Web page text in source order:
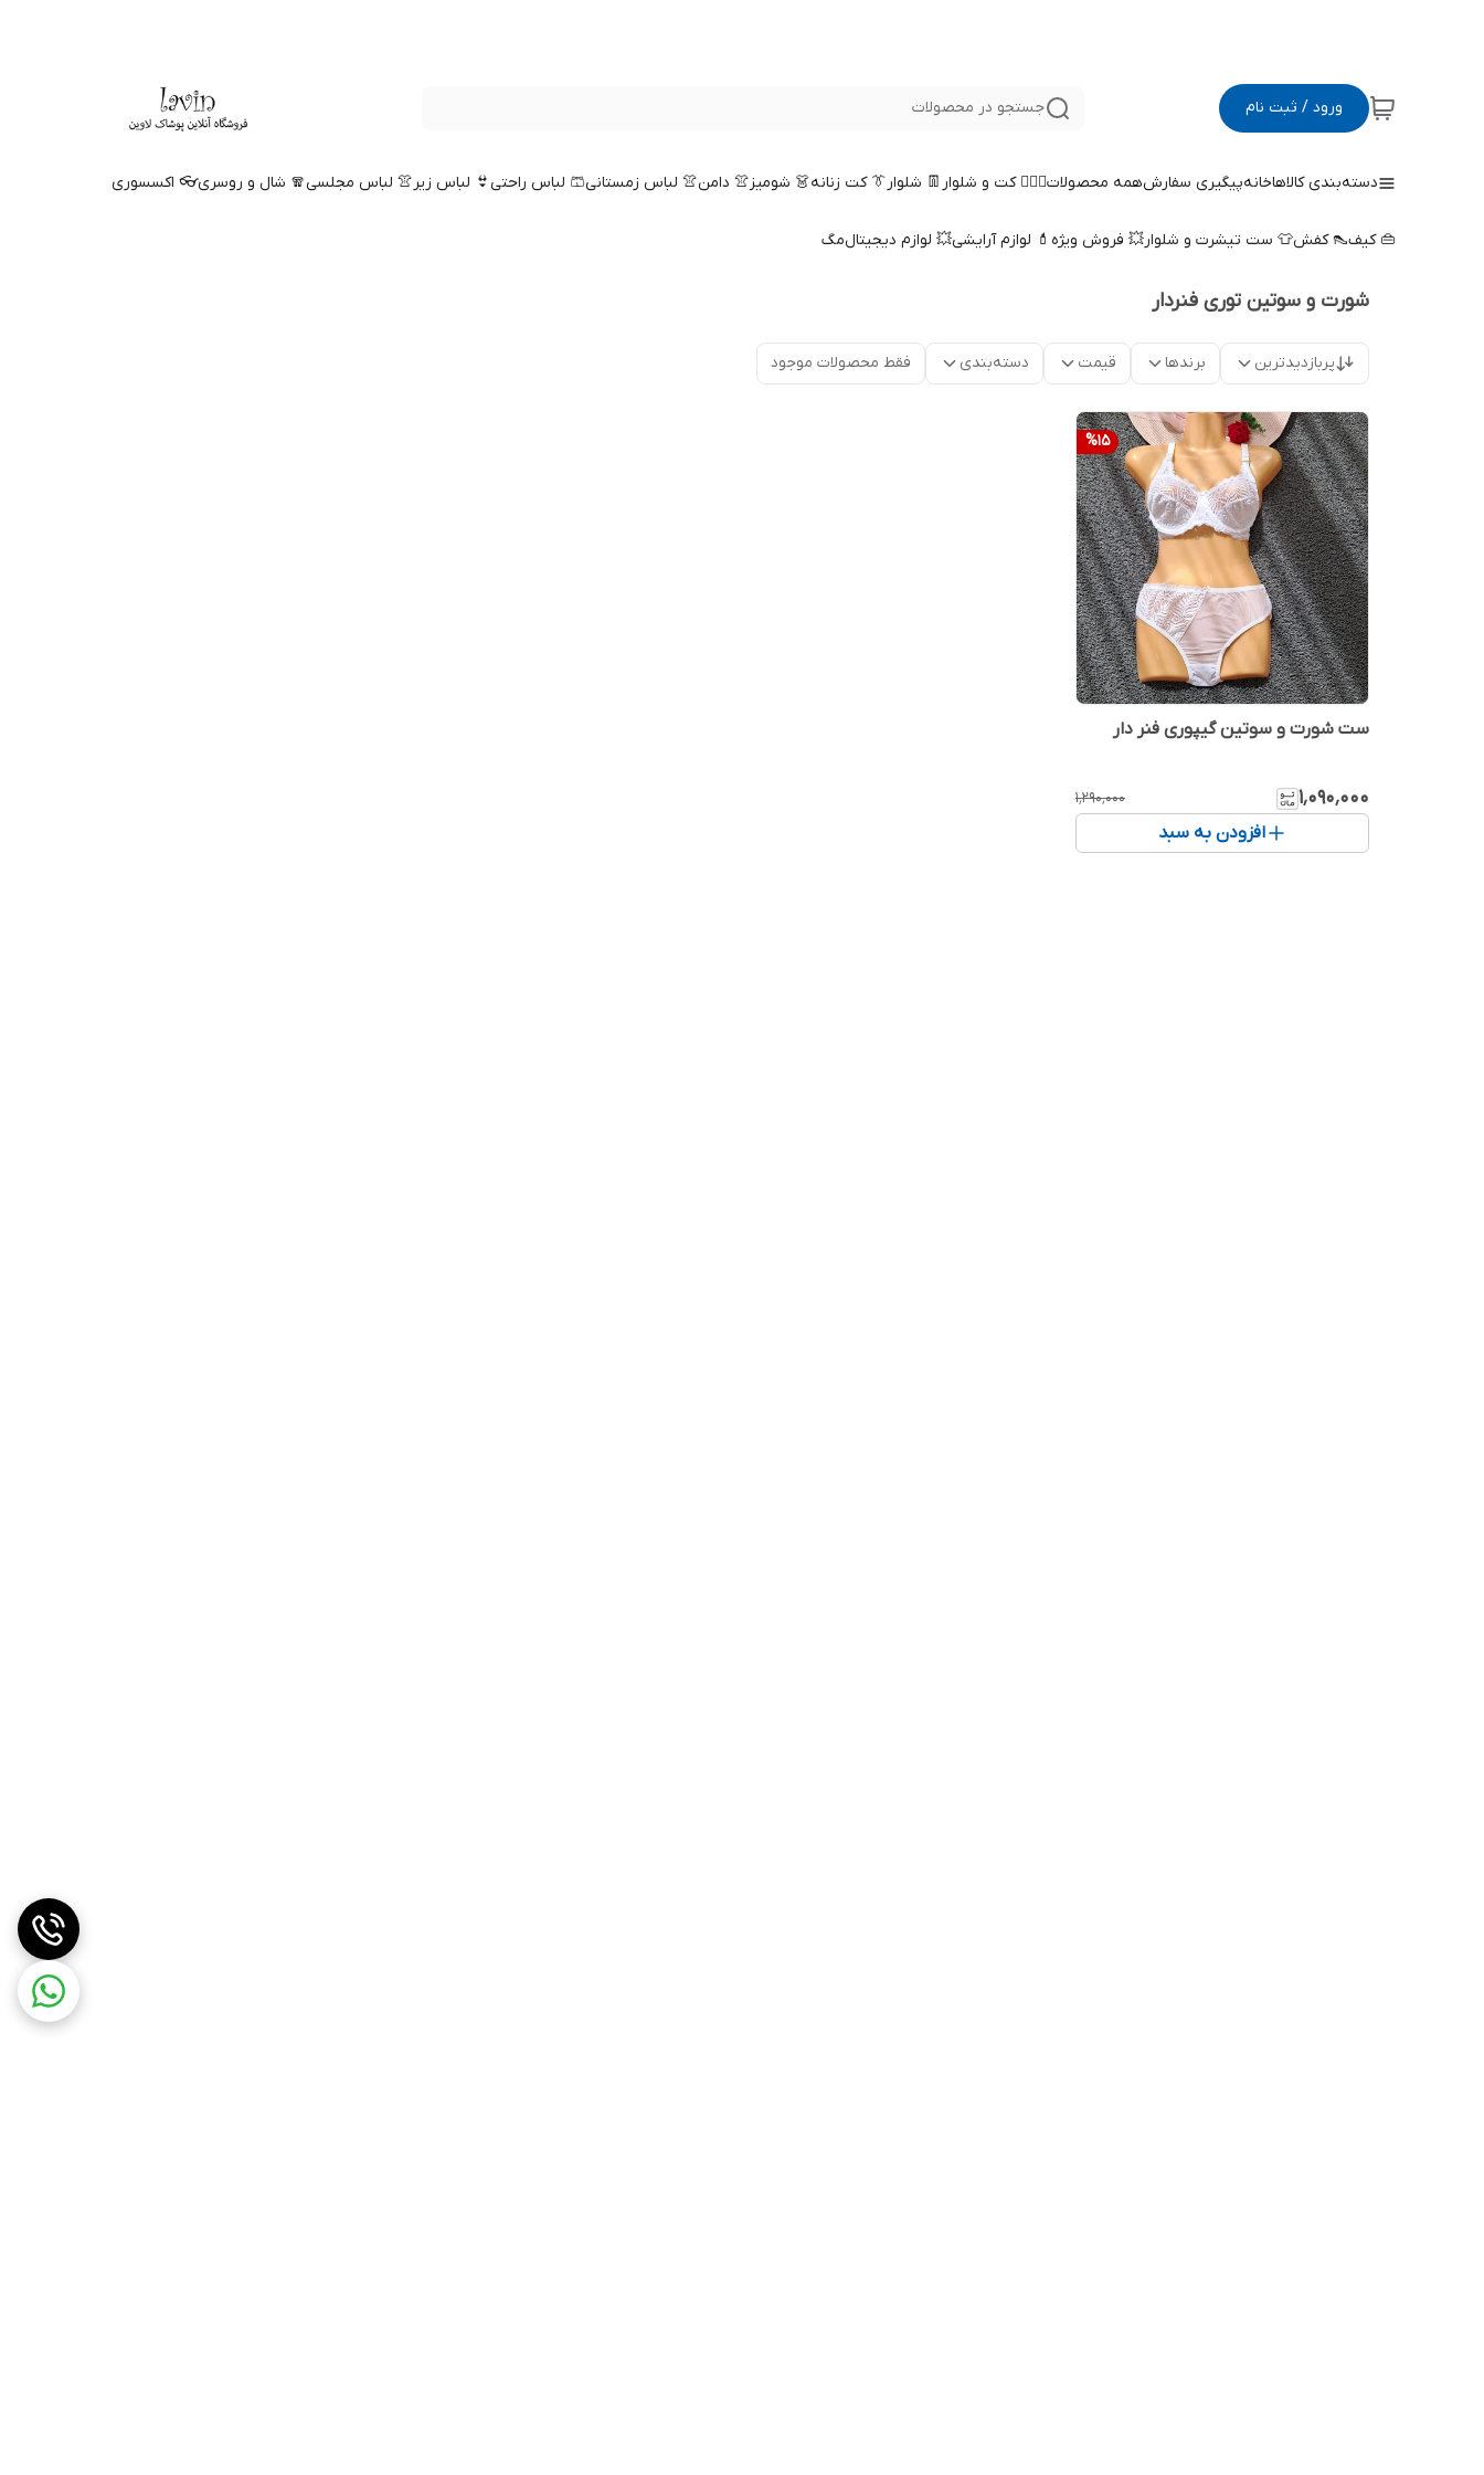
ورود / ثبت نام جستجو در محصولات
دسته‌بندی کالاهاخانهپیگیری سفارشهمه محصولات🤵🏻‍♀️ کت و شلوار 👖 شلوار👔 کت زنانه👗 شومیز👚 دامن👚 لباس زمستانی🩳 لباس راحتی👙 لباس زیر👚 لباس مجلسی🧣 شال و روسری👓 اکسسوری
👜 کیف👠 کفش👕 ست تیشرت و شلوار💥 فروش ویژه 💄 لوازم آرایشی💥 لوازم دیجیتالمگ
شورت و سوتین توری فنردار
پربازدیدترین برندها قیمت دسته‌بندی فقط محصولات موجود
%15
ست شورت و سوتین گیپوری فنر دار
۱٬۰۹۰٬۰۰۰ ۱٬۲۹۰٬۰۰۰
افزودن به سبد